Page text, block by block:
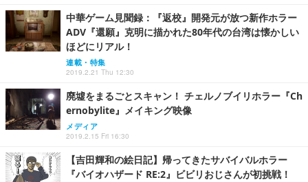
中華ゲーム見聞録：『返校』開発元が放つ新作ホラー
ADV『還願』克明に描かれた80年代の台湾は懐かしい
ほどにリアル！
連載・特集
2019.2.21 Thu 12:30
廃墟をまるごとスキャン！ チェルノブイリホラー『Ch
ernobylite』メイキング映像
メディア
2019.2.15 Fri 16:30
【吉田輝和の絵日記】帰ってきたサバイバルホラー
『バイオハザード RE:2』ビビリおじさんが初挑戦！